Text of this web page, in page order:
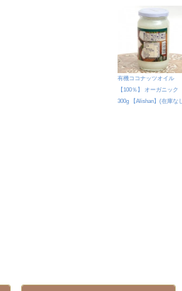
有機ココナッツオイル
【100％】 オーガニック
300g 【Alishan】(在庫なし